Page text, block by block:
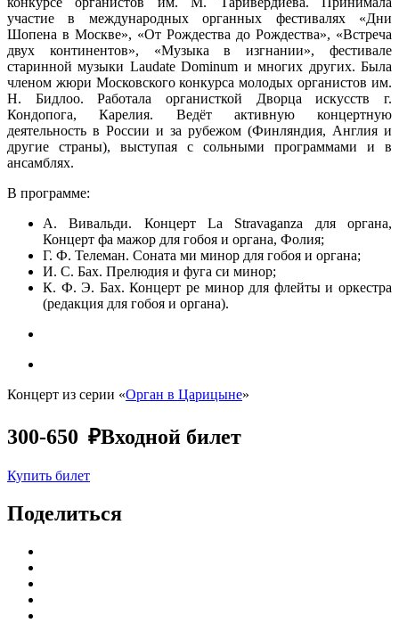
участие в международных органных фестивалях «Дни
Шопена в Москве», «От Рождества до Рождества», «Встреча
двух континентов», «Музыка в изгнании», фестивале
старинной музыки Laudate Dominum и многих других. Была
членом жюри Московского конкурса молодых органистов им.
Н. Бидлоо. Работала органисткой Дворца искусств г.
Кондопога, Карелия. Ведёт активную концертную
деятельность в России и за рубежом (Финляндия, Англия и
другие страны), выступая с сольными программами и в
ансамблях.
В программе:
А. Вивальди. Концерт La Stravaganza для органа,
Концерт фа мажор для гобоя и органа, Фолия;
Г. Ф. Телеман. Соната ми минор для гобоя и органа;
И. С. Бах. Прелюдия и фуга си минор;
К. Ф. Э. Бах. Концерт ре минор для флейты и оркестра
(редакция для гобоя и органа).
Концерт из серии «Орган в Царицыне»
300-650 ₽Входной билет
Купить билет
Поделиться